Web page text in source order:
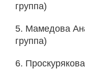
группа)
5. Мамедова
группа)
6.